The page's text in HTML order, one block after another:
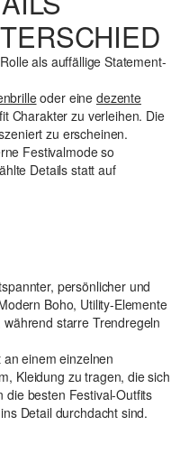
als auffällige Statement-
oder eine dezente
Charakter zu verleihen. Die
zu erscheinen.
Festivalmode so
Details statt auf
persönlicher und
Boho, Utility-Elemente
starre Trendregeln
einem einzelnen
Kleidung zu tragen, die sich
die besten Festival-Outfits
Detail durchdacht sind.